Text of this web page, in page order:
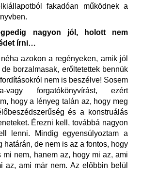
fakadóan működnek a
nagyon jól, holott nem
írni…
azokon a regényeken, amik jól
borzalmasak, erőltetettek bennük
nem is beszélve! Sosem
vagy forgatókönyvírást, ezért
hogy a lényeg talán az, hogy meg
és a konstruálás
Érezni kell, továbbá nagyon
lenni. Mindig egyensúlyoztam a
határán, de nem is az a fontos, hogy
mi nem, hanem az, hogy mi az, ami
az, ami már nem. Az előbbin belül